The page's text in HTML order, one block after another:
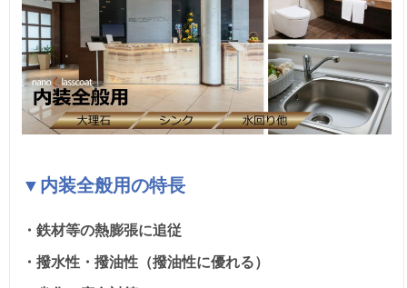
▼内装全般用の特長
・鉄材等の熱膨張に追従
・撥水性・撥油性（撥油性に優れる）